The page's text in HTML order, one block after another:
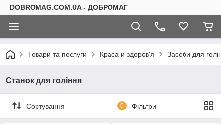
DOBROMAG.COM.UA - ДОБРОМАГ
Товари та послуги Краса и здоров'я Засоби для
Станок для гоління
Сортування 0 Фільтри